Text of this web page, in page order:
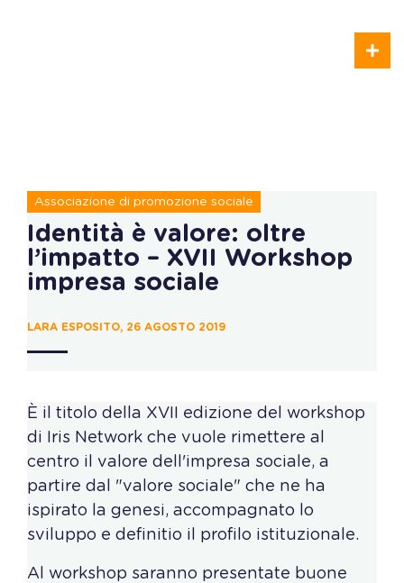
Associazione di promozione sociale
Identità è valore: oltre
l’impatto – XVII Workshop
impresa sociale
LARA ESPOSITO, 26 AGOSTO 2019
È il titolo della XVII edizione del workshop
di Iris Network che vuole rimettere al
centro il valore dell'impresa sociale, a
partire dal "valore sociale" che ne ha
ispirato la genesi, accompagnato lo
sviluppo e definitio il profilo istituzionale.
Al workshop saranno presentate buone